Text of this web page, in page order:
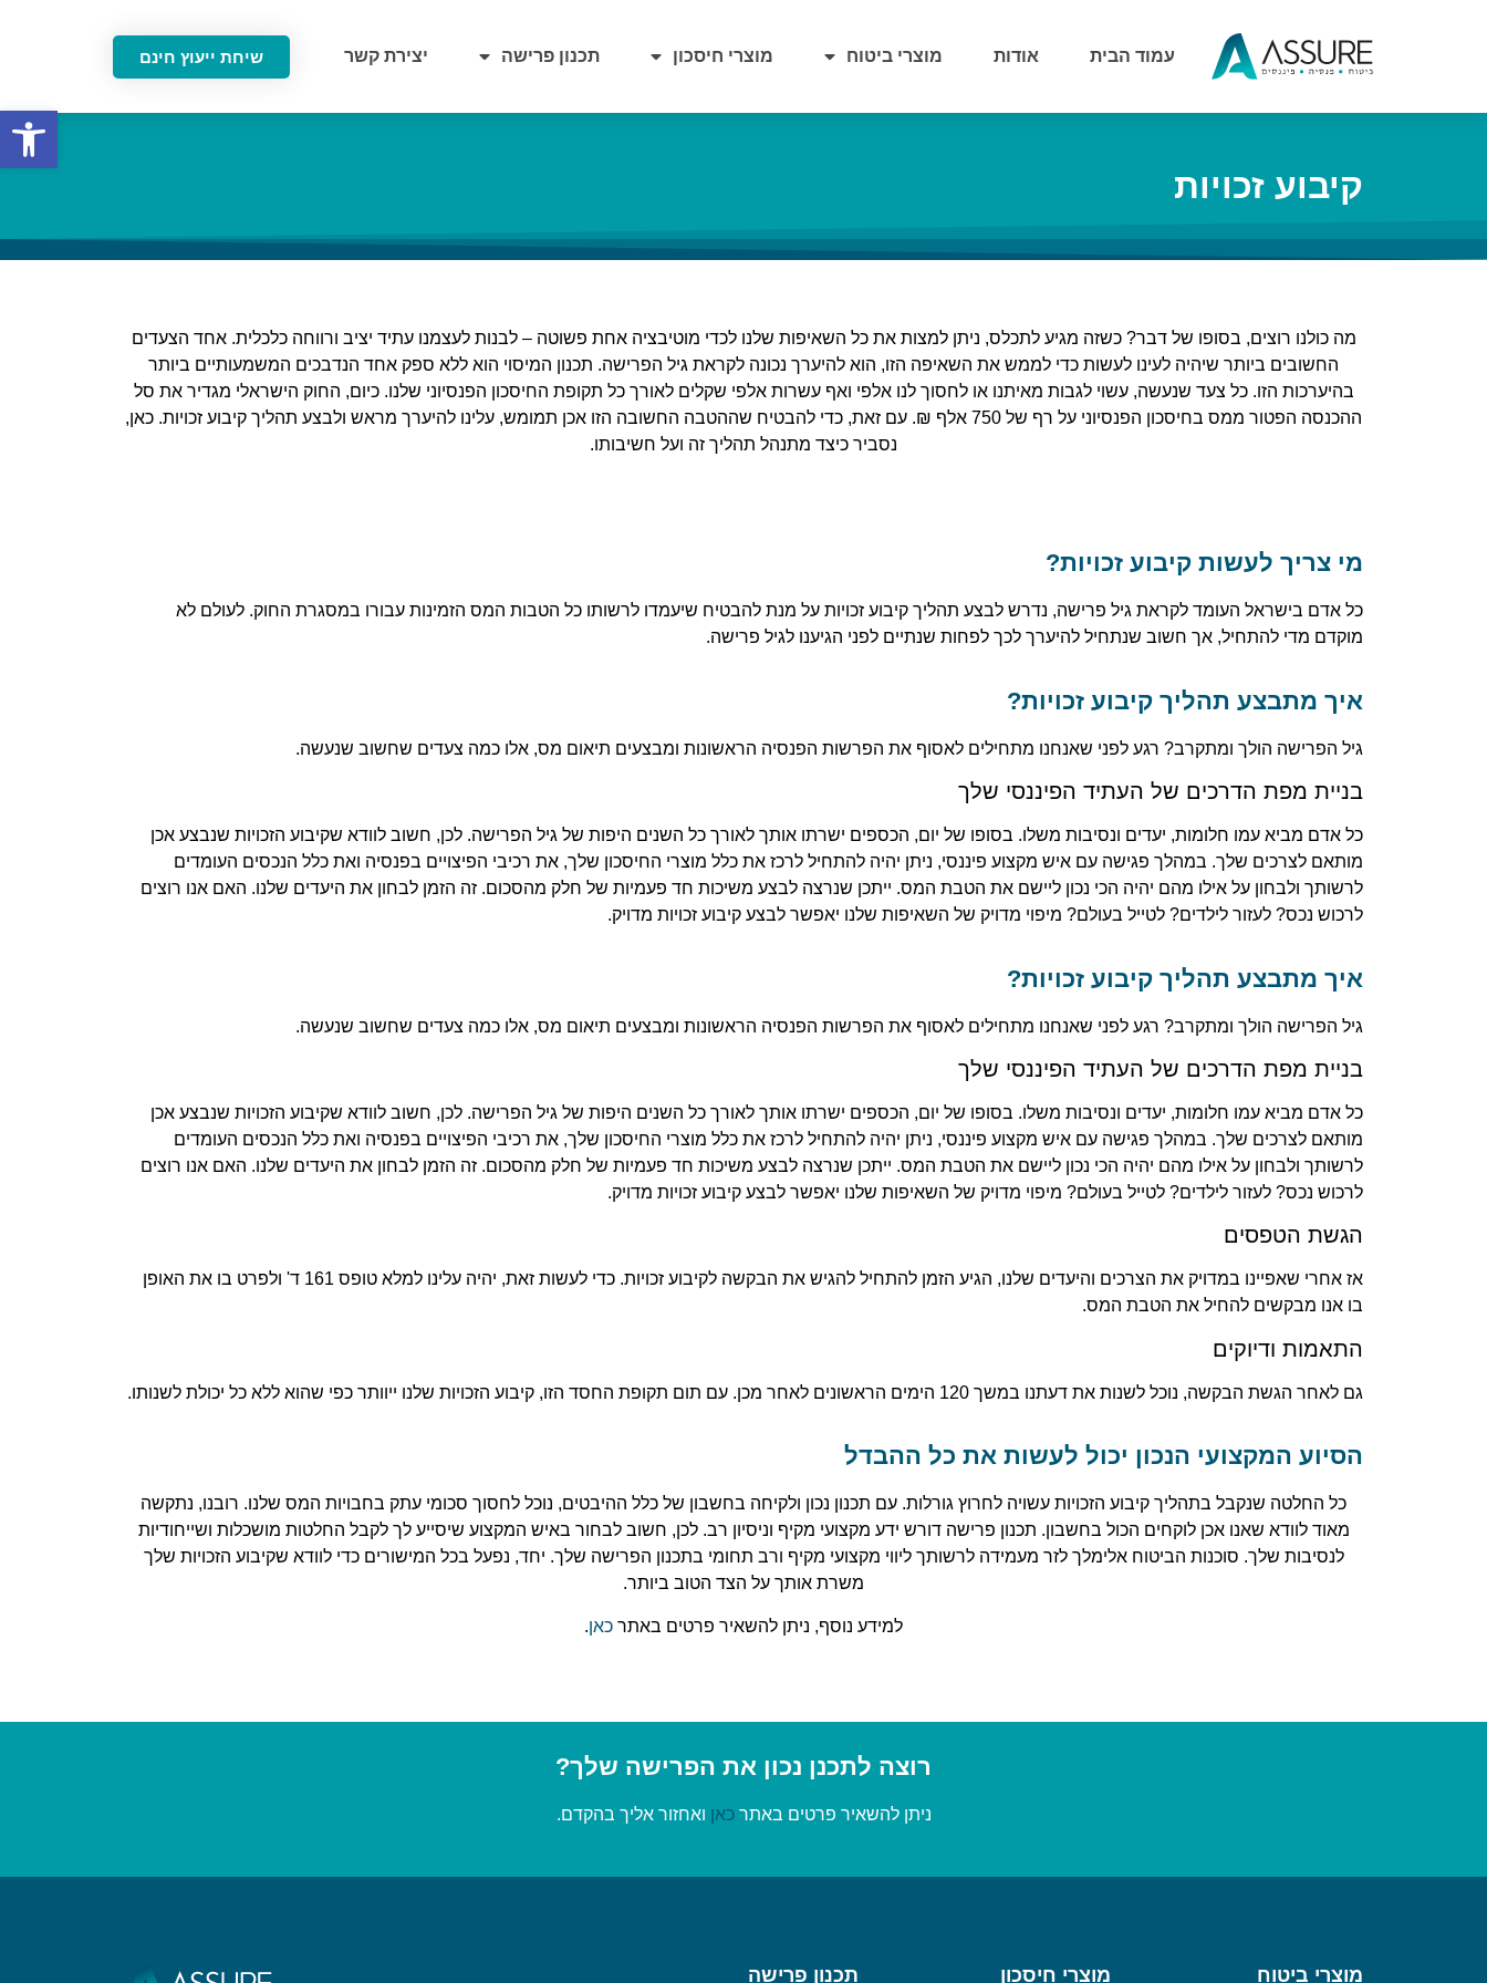
פתח
עמוד הבית אודות מוצרי ביטוח מוצרי חיסכון תכנון פרישה יצירת קשר שיחת ייעוץ חינם
קיבוע זכויות
מה כולנו רוצים, בסופו של דבר? כשזה מגיע לתכלס, ניתן למצות את כל השאיפות שלנו לכדי מוטיבציה אחת פשוטה – לבנות לעצמנו עתיד יציב ורווחה כלכלית. אחד הצעדים
החשובים ביותר שיהיה לעינו לעשות כדי לממש את השאיפה הזו, הוא להיערך נכונה לקראת גיל הפרישה. תכנון המיסוי הוא ללא ספק אחד הנדבכים המשמעותיים ביותר
בהיערכות הזו. כל צעד שנעשה, עשוי לגבות מאיתנו או לחסוך לנו אלפי ואף עשרות אלפי שקלים לאורך כל תקופת החיסכון הפנסיוני שלנו. כיום, החוק הישראלי מגדיר את סל
ההכנסה הפטור ממס בחיסכון הפנסיוני על רף של 750 אלף ₪. עם זאת, כדי להבטיח שההטבה החשובה הזו אכן תמומש, עלינו להיערך מראש ולבצע תהליך קיבוע זכויות. כאן,
נסביר כיצד מתנהל תהליך זה ועל חשיבותו.
מי צריך לעשות קיבוע זכויות?
כל אדם בישראל העומד לקראת גיל פרישה, נדרש לבצע תהליך קיבוע זכויות על מנת להבטיח שיעמדו לרשותו כל הטבות המס הזמינות עבורו במסגרת החוק. לעולם לא
מוקדם מדי להתחיל, אך חשוב שנתחיל להיערך לכך לפחות שנתיים לפני הגיענו לגיל פרישה.
איך מתבצע תהליך קיבוע זכויות?
גיל הפרישה הולך ומתקרב? רגע לפני שאנחנו מתחילים לאסוף את הפרשות הפנסיה הראשונות ומבצעים תיאום מס, אלו כמה צעדים שחשוב שנעשה.
בניית מפת הדרכים של העתיד הפיננסי שלך
כל אדם מביא עמו חלומות, יעדים ונסיבות משלו. בסופו של יום, הכספים ישרתו אותך לאורך כל השנים היפות של גיל הפרישה. לכן, חשוב לוודא שקיבוע הזכויות שנבצע אכן
מותאם לצרכים שלך. במהלך פגישה עם איש מקצוע פיננסי, ניתן יהיה להתחיל לרכז את כלל מוצרי החיסכון שלך, את רכיבי הפיצויים בפנסיה ואת כלל הנכסים העומדים
לרשותך ולבחון על אילו מהם יהיה הכי נכון ליישם את הטבת המס. ייתכן שנרצה לבצע משיכות חד פעמיות של חלק מהסכום. זה הזמן לבחון את היעדים שלנו. האם אנו רוצים
לרכוש נכס? לעזור לילדים? לטייל בעולם? מיפוי מדויק של השאיפות שלנו יאפשר לבצע קיבוע זכויות מדויק.
איך מתבצע תהליך קיבוע זכויות?
גיל הפרישה הולך ומתקרב? רגע לפני שאנחנו מתחילים לאסוף את הפרשות הפנסיה הראשונות ומבצעים תיאום מס, אלו כמה צעדים שחשוב שנעשה.
בניית מפת הדרכים של העתיד הפיננסי שלך
כל אדם מביא עמו חלומות, יעדים ונסיבות משלו. בסופו של יום, הכספים ישרתו אותך לאורך כל השנים היפות של גיל הפרישה. לכן, חשוב לוודא שקיבוע הזכויות שנבצע אכן
מותאם לצרכים שלך. במהלך פגישה עם איש מקצוע פיננסי, ניתן יהיה להתחיל לרכז את כלל מוצרי החיסכון שלך, את רכיבי הפיצויים בפנסיה ואת כלל הנכסים העומדים
לרשותך ולבחון על אילו מהם יהיה הכי נכון ליישם את הטבת המס. ייתכן שנרצה לבצע משיכות חד פעמיות של חלק מהסכום. זה הזמן לבחון את היעדים שלנו. האם אנו רוצים
לרכוש נכס? לעזור לילדים? לטייל בעולם? מיפוי מדויק של השאיפות שלנו יאפשר לבצע קיבוע זכויות מדויק.
הגשת הטפסים
אז אחרי שאפיינו במדויק את הצרכים והיעדים שלנו, הגיע הזמן להתחיל להגיש את הבקשה לקיבוע זכויות. כדי לעשות זאת, יהיה עלינו למלא טופס 161 ד' ולפרט בו את האופן
בו אנו מבקשים להחיל את הטבת המס.
התאמות ודיוקים
גם לאחר הגשת הבקשה, נוכל לשנות את דעתנו במשך 120 הימים הראשונים לאחר מכן. עם תום תקופת החסד הזו, קיבוע הזכויות שלנו ייוותר כפי שהוא ללא כל יכולת לשנותו.
הסיוע המקצועי הנכון יכול לעשות את כל ההבדל
כל החלטה שנקבל בתהליך קיבוע הזכויות עשויה לחרוץ גורלות. עם תכנון נכון ולקיחה בחשבון של כלל ההיבטים, נוכל לחסוך סכומי עתק בחבויות המס שלנו. רובנו, נתקשה
מאוד לוודא שאנו אכן לוקחים הכול בחשבון. תכנון פרישה דורש ידע מקצועי מקיף וניסיון רב. לכן, חשוב לבחור באיש המקצוע שיסייע לך לקבל החלטות מושכלות ושייחודיות
לנסיבות שלך. סוכנות הביטוח אלימלך לזר מעמידה לרשותך ליווי מקצועי מקיף ורב תחומי בתכנון הפרישה שלך. יחד, נפעל בכל המישורים כדי לוודא שקיבוע הזכויות שלך
משרת אותך על הצד הטוב ביותר.
למידע נוסף, ניתן להשאיר פרטים באתר כאן.
רוצה לתכנן נכון את הפרישה שלך?
ניתן להשאיר פרטים באתרכאן ואחזור אליך בהקדם.
מוצרי ביטוח מוצרי חיסכון תכנון פרישה